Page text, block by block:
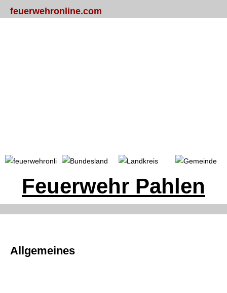
feuerwehronline.com
Feuerwehr Pahlen
Allgemeines